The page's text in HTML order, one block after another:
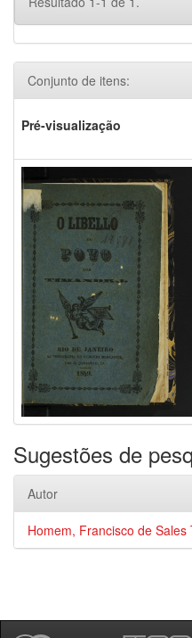
Conjunto de itens:
Pré-visualização
Sugestões de
Autor
Homem, Francisco de Sales